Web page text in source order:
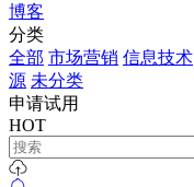
博客
分类
全部 市场营销 信息技术
源 未分类
申请试用
HOT